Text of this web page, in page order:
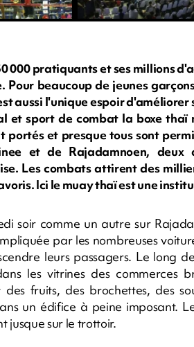
000 pratiquants et ses millions
Pour beaucoup de jeunes
aussi l'unique espoir
et sport de combat la boxe thaï
portés et presque tous sont
et de Rajadamnoen,
Les combats attirent des
Ici le muay thaï est une
soir comme un autre sur
par les nombreuses
leurs passagers. Le long
les vitrines des commerces
des fruits, des brochettes, des
un édifice à peine imposant.
jusque sur le trottoir.